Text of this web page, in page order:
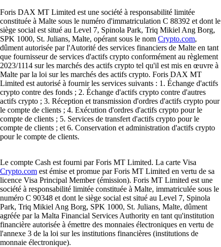
Foris DAX MT Limited est une société à responsabilité limitée
constituée à Malte sous le numéro d'immatriculation C 88392 et dont le
siège social est situé au Level 7, Spinola Park, Triq Mikiel Ang Borg,
SPK 1000, St. Julians, Malte, opérant sous le nom Crypto.com,
dûment autorisée par l'Autorité des services financiers de Malte en tant
que fournisseur de services d'actifs crypto conformément au règlement
2023/1114 sur les marchés des actifs crypto tel qu'il est mis en œuvre à
Malte par la loi sur les marchés des actifs crypto. Foris DAX MT
Limited est autorisé à fournir les services suivants : 1. Échange d'actifs
crypto contre des fonds ; 2. Échange d'actifs crypto contre d'autres
actifs crypto ; 3. Réception et transmission d'ordres d'actifs crypto pour
le compte de clients ; 4. Exécution d'ordres d'actifs crypto pour le
compte de clients ; 5. Services de transfert d'actifs crypto pour le
compte de clients ; et 6. Conservation et administration d'actifs crypto
pour le compte de clients.
Le compte Cash est fourni par Foris MT Limited. La carte Visa
Crypto.com est émise et promue par Foris MT Limited en vertu de sa
licence Visa Principal Member (émission). Foris MT Limited est une
société à responsabilité limitée constituée à Malte, immatriculée sous le
numéro C 90348 et dont le siège social est situé au Level 7, Spinola
Park, Triq Mikiel Ang Borg, SPK 1000, St. Julians, Malte, dûment
agréée par la Malta Financial Services Authority en tant qu'institution
financière autorisée à émettre des monnaies électroniques en vertu de
l'annexe 3 de la loi sur les institutions financières (institutions de
monnaie électronique).